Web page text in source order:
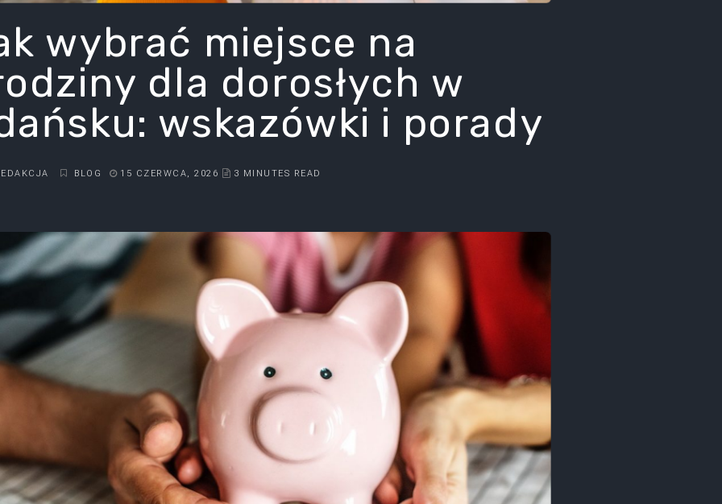
wybrać miejsce na
dla dorosłych w
wskazówki i porady
BLOG 15 CZERWCA, 2026 3 MINUTES READ